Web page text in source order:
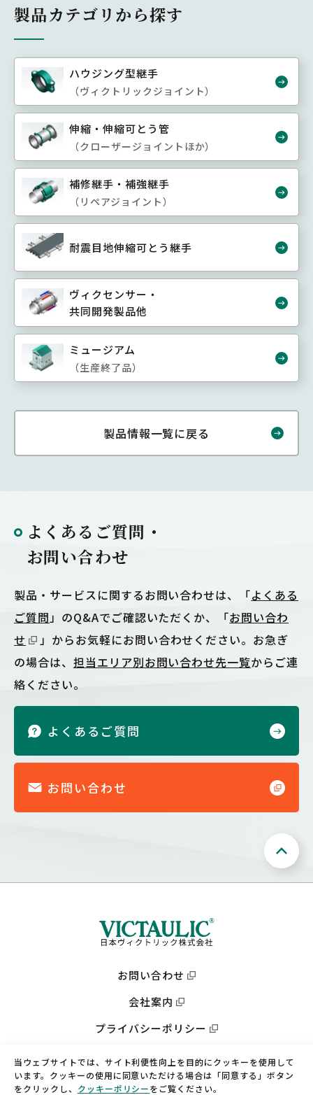
製品カテゴリから探す
ハウジング型継手
（ヴィクトリックジョイント）
伸縮・伸縮可とう管
（クローザージョイントほか）
補修継手・補強継手
（リペアジョイント）
耐震目地伸縮可とう継手
ヴィクセンサー・
共同開発製品他
ミュージアム
（生産終了品）
製品情報一覧に戻る
よくあるご質問・
お問い合わせ
製品・サービスに関するお問い合わせは、「よくある
ご質問」のQ&Aでご確認いただくか、「お問い合わ
せ
」からお気軽にお問い合わせください。お急ぎ
の場合は、 担当エリア別お問い合わせ先一覧からご連
絡ください。
よくあるご質問
お問い合わせ
お問い合わせ
会社案内
プライバシーポリシー
会社サイト
©THE VICTAULIC COMPANY OF
当ウェブサイトでは、サイト利便性向上を目的にクッキーを使用して
います。クッキーの使用に同意いただける場合は「同意する」ボタン
をクリックし、 クッキーポリシーをご覧ください。